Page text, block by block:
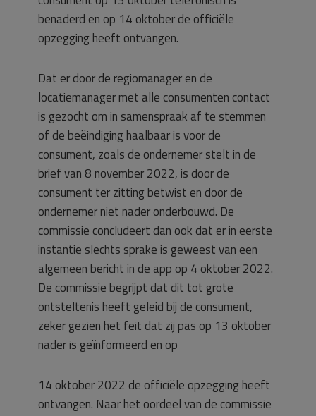
benaderd en op 14 oktober de officiële
opzegging heeft ontvangen.
Dat er door de regiomanager en de
locatiemanager met alle consumenten contact
is gezocht om in samenspraak af te stemmen
of de beëindiging haalbaar is voor de
consument, zoals de ondernemer stelt in de
brief van 8 november 2022, is door de
consument ter zitting betwist en door de
ondernemer niet nader onderbouwd. De
commissie concludeert dan ook dat er in eerste
instantie slechts sprake is geweest van een
algemeen bericht in de app op 4 oktober 2022.
De commissie begrijpt dat dit tot grote
ontsteltenis heeft geleid bij de consument,
zeker gezien het feit dat zij pas op 13 oktober
nader is geïnformeerd en op
14 oktober 2022 de officiële opzegging heeft
ontvangen. Naar het oordeel van de commissie